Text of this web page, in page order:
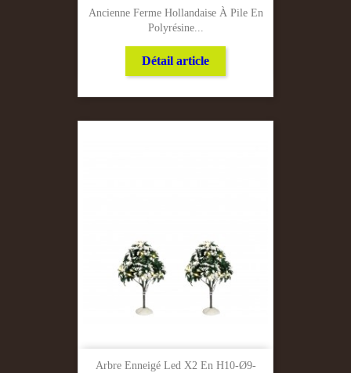
Ancienne Ferme Hollandaise À Pile En
Polyrésine...
Détail article
Arbre Enneigé Led X2 En H10-Ø9-